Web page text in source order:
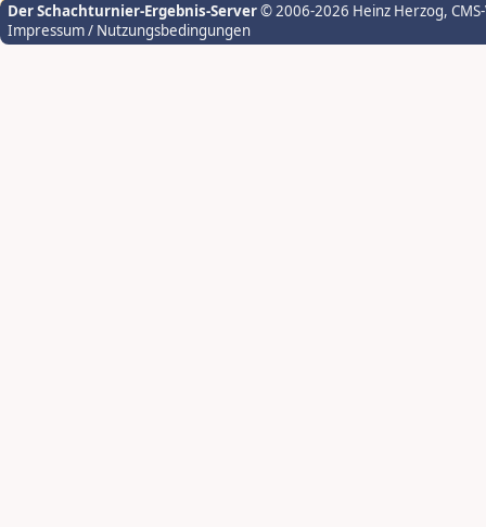
Der Schachturnier-Ergebnis-Server© 2006-2026 Heinz Herzog,
Impressum / Nutzungsbedingungen